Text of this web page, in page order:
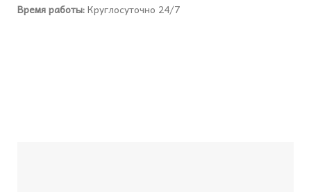
Время работы:Круглосуточно 24/7